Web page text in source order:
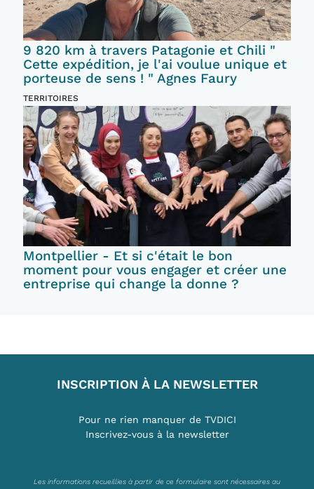
9 820 km à travers Patagonie et Chili "
Cette expédition, je l'ai voulue unique et
porteuse de sens ! " Agnes Faury
TERRITOIRES
Montpellier - Et si c'était le bon
moment pour vous engager et créer une
entreprise qui change la donne ?
INSCRIPTION À LA NEWSLETTER
Pour ne rien manquer de TVDICI
Inscrivez-vous à la newsletter
Les informations recueillies à partir de ce formulaire sont nécessaires au